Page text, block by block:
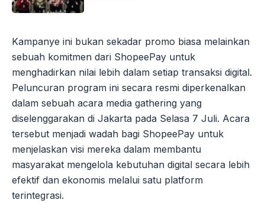
Kampanye ini bukan sekadar promo biasa melainkan
sebuah komitmen dari ShopeePay untuk
menghadirkan nilai lebih dalam setiap transaksi digital.
Peluncuran program ini secara resmi diperkenalkan
dalam sebuah acara media gathering yang
diselenggarakan di Jakarta pada Selasa 7 Juli. Acara
tersebut menjadi wadah bagi ShopeePay untuk
menjelaskan visi mereka dalam membantu
masyarakat mengelola kebutuhan digital secara lebih
efektif dan ekonomis melalui satu platform
terintegrasi.